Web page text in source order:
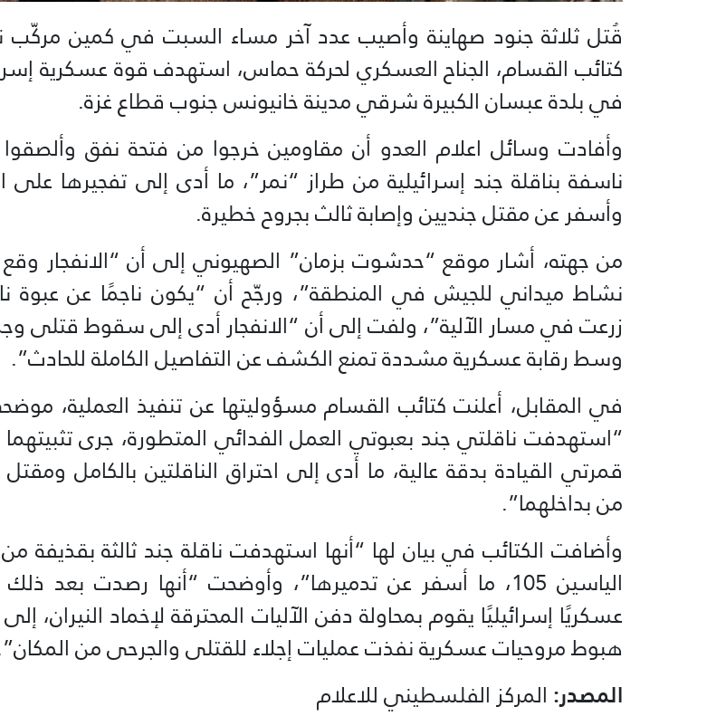
قُتل ثلاثة جنود صهاينة وأصيب عدد آخر مساء السبت في كمين مركّب
كتائب القسام، الجناح العسكري لحركة حماس، استهدف قوة عسكرية
في بلدة عبسان الكبيرة شرقي مدينة خانيونس جنوب قطاع غزة.
وأفادت وسائل اعلام العدو أن مقاومين خرجوا من فتحة نفق
ناسفة بناقلة جند إسرائيلية من طراز “نمر”، ما أدى إلى تفجيرها على
وأسفر عن مقتل جنديين وإصابة ثالث بجروح خطيرة.
من جهته، أشار موقع “حدشوت بزمان” الصهيوني إلى أن “الانفجار
نشاط ميداني للجيش في المنطقة”، ورجّح أن “يكون ناجمًا عن عبوة
زرعت في مسار الآلية”، ولفت إلى أن “الانفجار أدى إلى سقوط قتلى
وسط رقابة عسكرية مشددة تمنع الكشف عن التفاصيل الكاملة للحادث”.
في المقابل، أعلنت كتائب القسام مسؤوليتها عن تنفيذ العملية،
“استهدفت ناقلتي جند بعبوتي العمل الفدائي المتطورة، جرى
قمرتي القيادة بدقة عالية، ما أدى إلى احتراق الناقلتين بالكامل
من بداخلهما”.
وأضافت الكتائب في بيان لها “أنها استهدفت ناقلة جند ثالثة بقذيفة
الياسين 105، ما أسفر عن تدميرها”، وأوضحت “أنها رصدت بعد ذلك
عسكريًا إسرائيليًا يقوم بمحاولة دفن الآليات المحترقة لإخماد النيران،
هبوط مروحيات عسكرية نفذت عمليات إجلاء للقتلى والجرحى من
المصدر: المركز الفلسطيني للاعلام